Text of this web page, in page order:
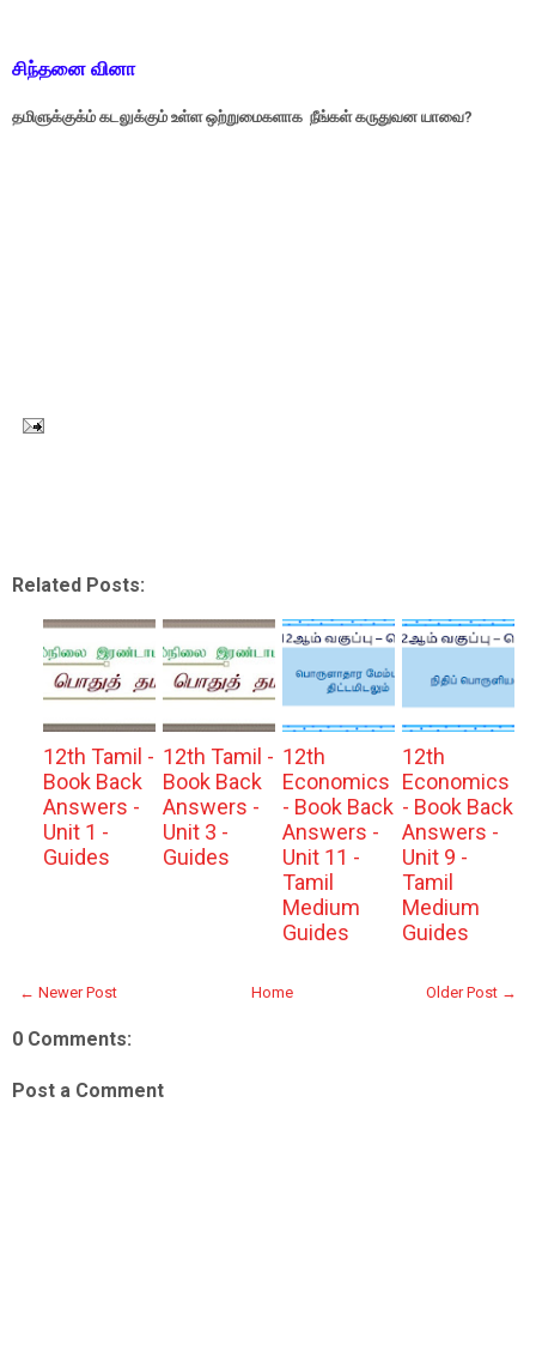
சிந்தனை வினா
தமிளுக்குக்ம் கடலுக்கும் உள்ள ஒற்றுமைகளாக நீங்கள் கருதுவன யாவை?
Related Posts:
12th Tamil -
Book Back
Answers -
Unit 1 -
Guides
12th Tamil -
Book Back
Answers -
Unit 3 -
Guides
12th
Economics
- Book Back
Answers -
Unit 11 -
Tamil
Medium
Guides
12th
Economics
- Book Back
Answers -
Unit 9 -
Tamil
Medium
Guides
← Newer Post Older Post →
Home
0 Comments:
Post a Comment